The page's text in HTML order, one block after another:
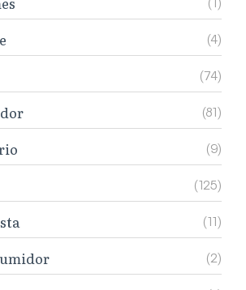
(4)
(74)
(81)
(9)
(125)
(11)
(2)